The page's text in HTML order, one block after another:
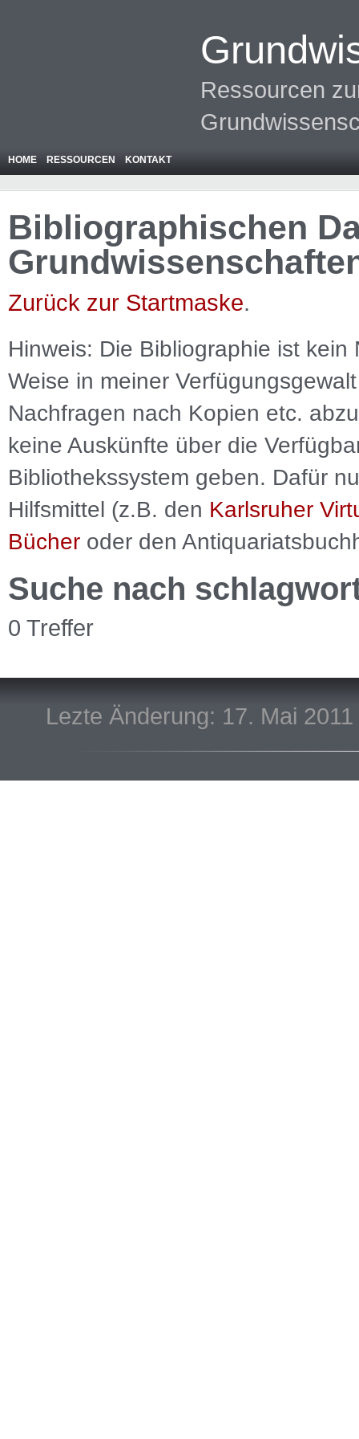
Ressourcen
HOME RESSOURCEN KONTAKT
Bibliographischen
Zurück zur Startmaske.
Hinweis: Die Bibliographie ist kein
Weise in meiner
Nachfragen nach Kopien etc.
keine Auskünfte über die
Bibliothekssystem geben. Dafür
Hilfsmittel (z.B. den Karlsruher
Bücher oder den
Suche nach
0 Treffer
Lezte Änderung: 17. Mai